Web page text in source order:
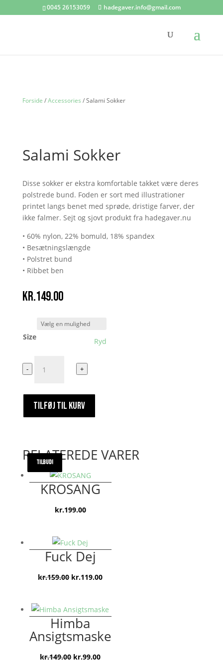
0045 26153059 hadegaver.info@gmail.com
Forside /Accessories / Salami Sokker
Salami Sokker
Disse sokker er ekstra komfortable takket være deres
polstrede bund. Foden er sort med illustrationer
printet langs benet med sprøde, dristige farver, der
ikke falmer. Sejt og sjovt produkt fra hadegaver.nu
• 60% nylon, 22% bomuld, 18% spandex
• Besætningslængde
• Polstret bund
• Ribbet ben
kr.149.00
Size Ryd
Salami
Sokker
- +
TILFØJ TIL KURV
RELATEREDE VARER
KROSANG
kr.199.00
TILBUD!
Fuck Dej
kr.159.00 Den
var:
kr.159.00.
kr.119.00Den
er:
TILBUD!
Himba
Ansigtsmaske
kr.149.00 Den
kr.99.00Den
TILBUD!